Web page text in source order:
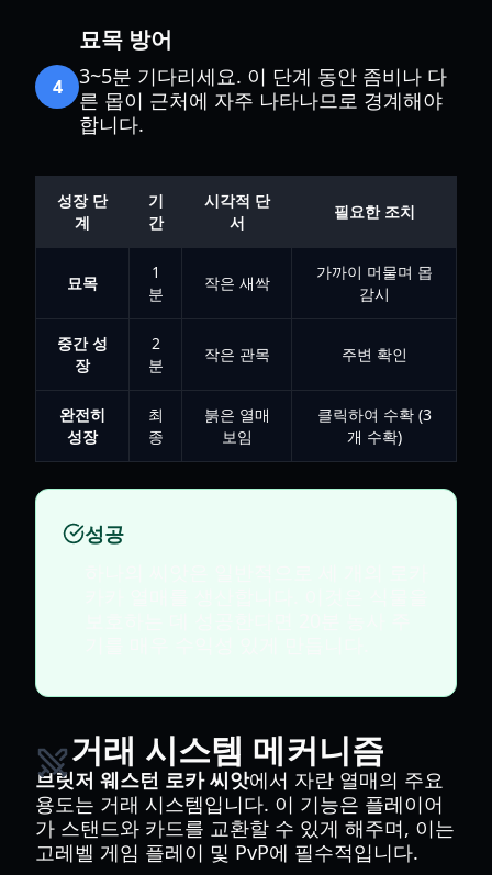
4
묘목 방어
3~5분 기다리세요. 이 단계 동안 좀비나 다
른 몹이 근처에 자주 나타나므로 경계해야
합니다.
성장 단
계
기
간
시각적 단
서
필요한 조치
묘목
1
분
작은 새싹
가까이 머물며 몹
감시
중간 성
장
2
분
작은 관목 주변 확인
완전히
성장
최
종
붉은 열매
보임
클릭하여 수확 (3
개 수확)
성공
거래 시스템 메커니즘
브릿저 웨스턴 로카 씨앗에서 자란 열매의 주요
용도는 거래 시스템입니다. 이 기능은 플레이어
가 스탠드와 카드를 교환할 수 있게 해주며, 이는
고레벨 게임 플레이 및 PvP에 필수적입니다.